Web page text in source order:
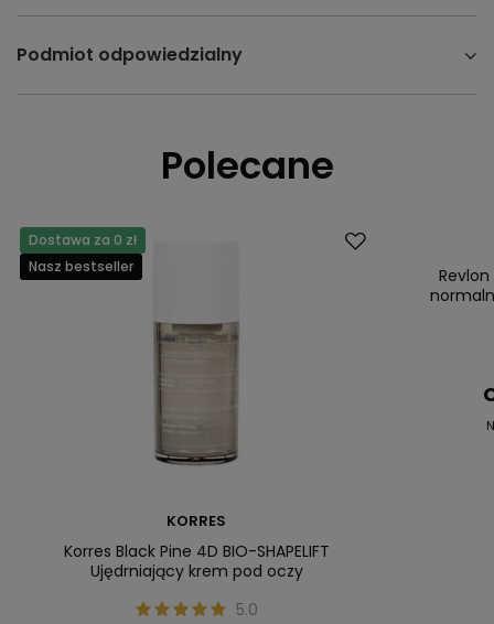
Podmiot odpowiedzialny
Polecane
Dostawa za 0 zł
Nasz bestseller
KORRES
Korres Black Pine 4D BIO-SHAPELIFT
Ujędrniający krem pod oczy
5.0
Nasz